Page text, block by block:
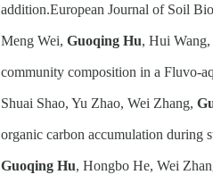
addition.European Journal of Soil
Meng Wei, Guoqing Hu, Hui
community composition in a Fluvo-
Shuai Shao, Yu Zhao, Wei Zhang,
organic carbon accumulation during
Guoqing Hu, Hongbo He, Wei